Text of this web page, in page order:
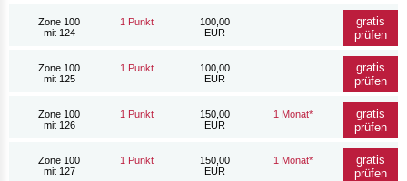
Zone 100
mit 124
1 Punkt
100,00
EUR
gratis
prüfen
Zone 100
mit 125
1 Punkt
100,00
EUR
gratis
prüfen
Zone 100
mit 126
1 Punkt
150,00
EUR
1 Monat*
gratis
prüfen
Zone 100
mit 127
1 Punkt
150,00
EUR
1 Monat*
gratis
prüfen